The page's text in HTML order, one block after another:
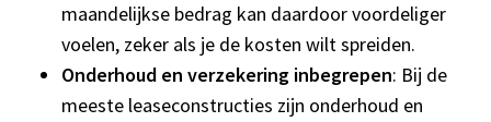
maandelijkse bedrag kan daardoor voordeliger
voelen, zeker als je de kosten wilt spreiden.
Onderhoud en verzekering inbegrepen: Bij de
meeste leaseconstructies zijn onderhoud en